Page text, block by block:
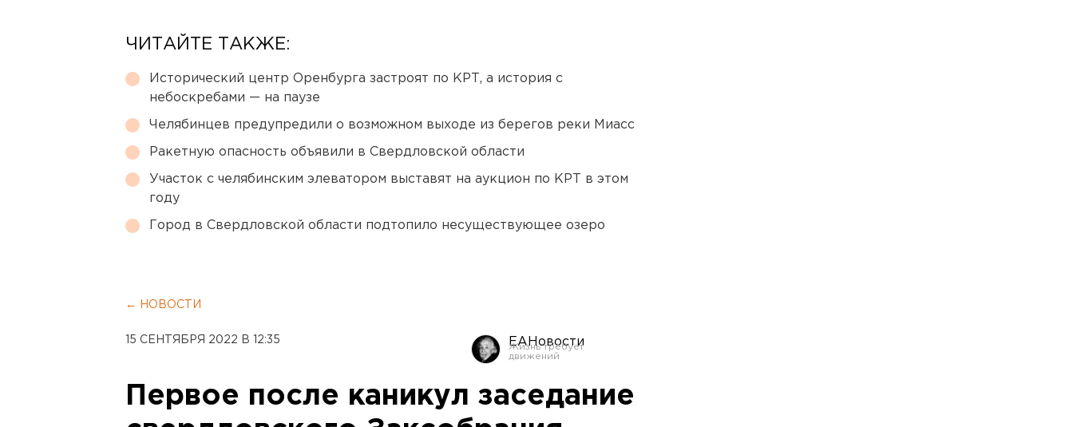
ЧИТАЙТЕ ТАКЖЕ:
Исторический центр Оренбурга застроят по КРТ, а история с
небоскребами — на паузе
Челябинцев предупредили о возможном выходе из берегов реки Миасс
Ракетную опасность объявили в Свердловской области
Участок с челябинским элеватором выставят на аукцион по КРТ в этом
году
Город в Свердловской области подтопило несуществующее озеро
← НОВОСТИ
15 СЕНТЯБРЯ 2022 В 12:35 ЕАНовости
Первое после каникул заседание